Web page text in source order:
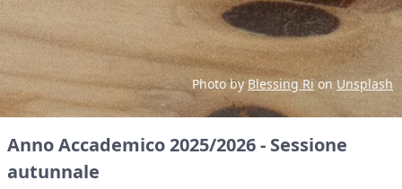
Photo byBlessing RionUnsplash
Anno Accademico 2025/2026 - Sessione
autunnale